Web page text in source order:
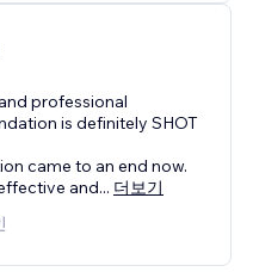
professional
is definitely SHOT
came to an end now.
and... 더보기